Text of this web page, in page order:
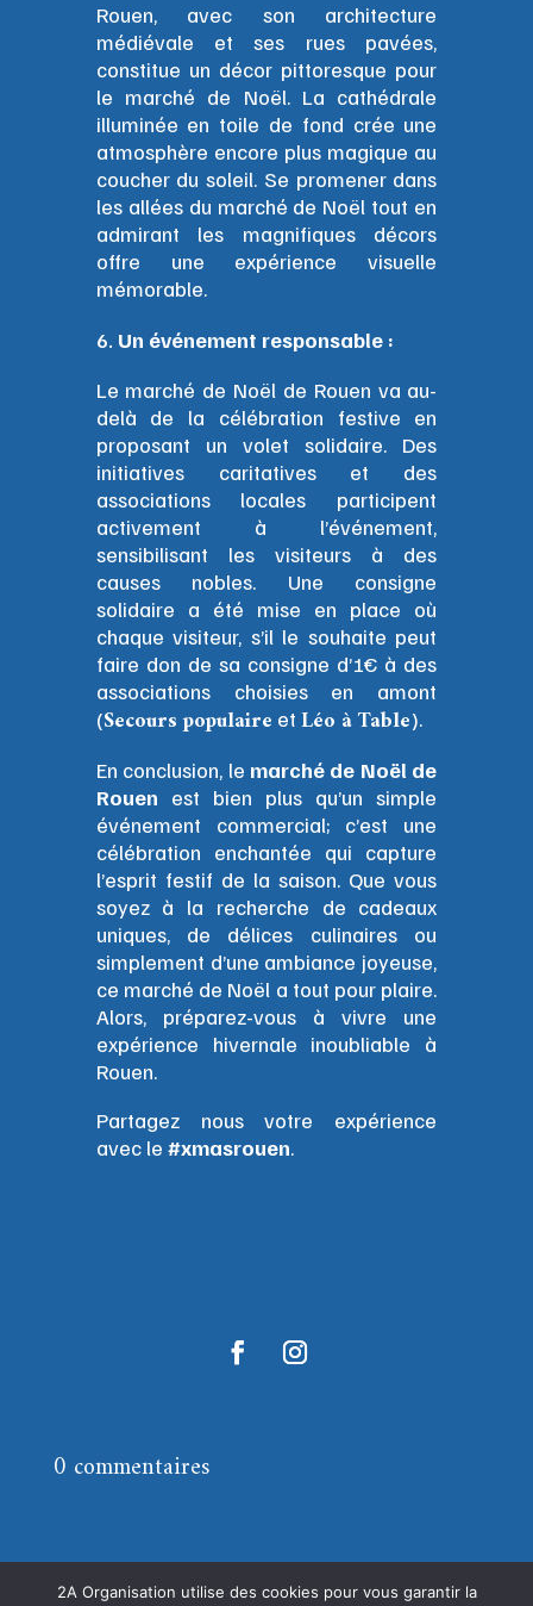
Rouen, avec son architecture
médiévale et ses rues pavées,
constitue un décor pittoresque pour
le marché de Noël. La cathédrale
illuminée en toile de fond crée une
atmosphère encore plus magique au
coucher du soleil. Se promener dans
les allées du marché de Noël tout en
admirant les magnifiques décors
offre une expérience visuelle
mémorable.
Un événement responsable :
Le marché de Noël de Rouen va au-
delà de la célébration festive en
proposant un volet solidaire. Des
initiatives caritatives et des
associations locales participent
activement à l’événement,
sensibilisant les visiteurs à des
causes nobles. Une consigne
solidaire a été mise en place où
chaque visiteur, s’il le souhaite peut
faire don de sa consigne d’1€ à des
associations choisies en amont
(Secours populaire et Léo à Table).
En conclusion, le marché de Noël de
Rouen est bien plus qu’un simple
événement commercial; c’est une
célébration enchantée qui capture
l’esprit festif de la saison. Que vous
soyez à la recherche de cadeaux
uniques, de délices culinaires ou
simplement d’une ambiance joyeuse,
ce marché de Noël a tout pour plaire.
Alors, préparez-vous à vivre une
expérience hivernale inoubliable à
Rouen.
Partagez nous votre expérience
avec le #xmasrouen.
0 commentaires
2A Organisation utilise des cookies pour vous garantir la